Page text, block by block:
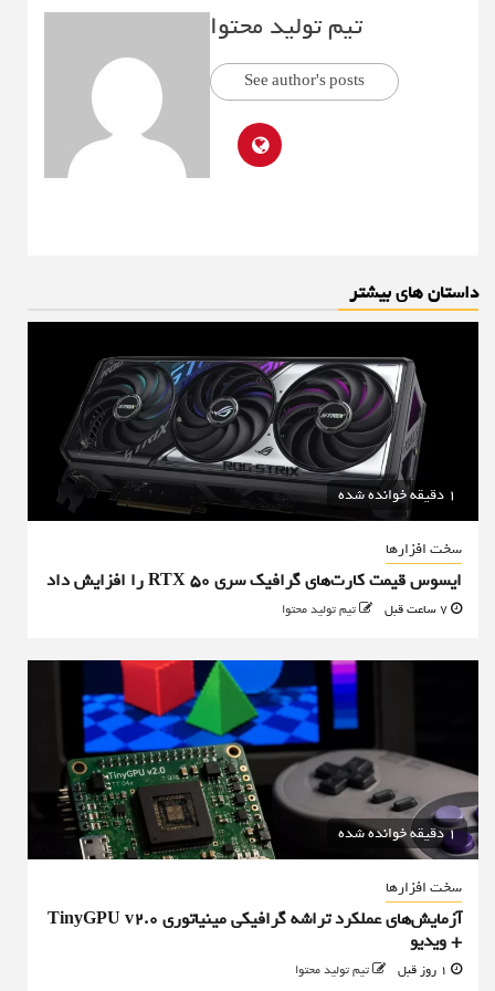
تیم تولید محتوا
See author's posts
داستان های بیشتر
1 دقیقه خوانده شده
سخت افزارها
ایسوس قیمت کارت‌های گرافیک سری RTX 50 را افزایش داد
تیم تولید محتوا
1 دقیقه خوانده شده
سخت افزارها
آزمایش‌های عملکرد تراشه گرافیکی مینیاتوری TinyGPU v2.0
+ ویدیو
تیم تولید محتوا